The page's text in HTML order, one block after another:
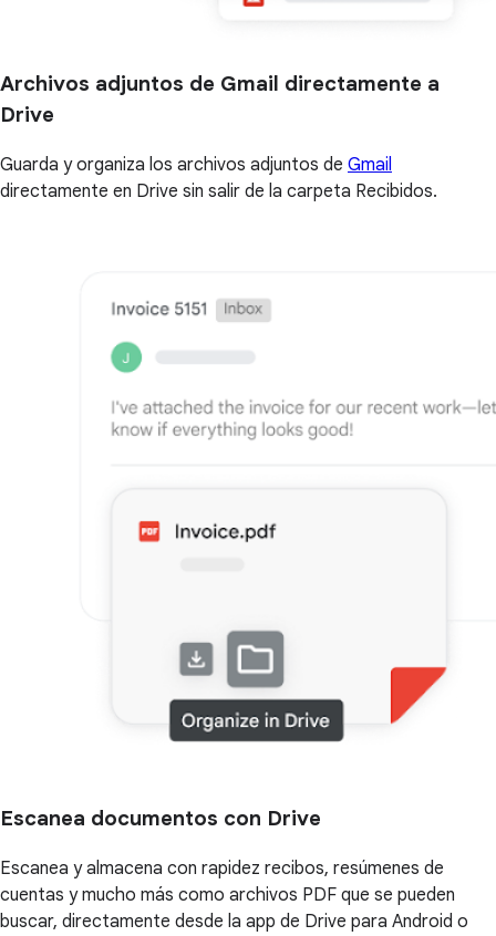
Archivos adjuntos de Gmail directamente a
Drive
Guarda y organiza los archivos adjuntos de Gmail
directamente en Drive sin salir de la carpeta Recibidos.
Escanea documentos con Drive
Escanea y almacena con rapidez recibos, resúmenes de
cuentas y mucho más como archivos PDF que se pueden
buscar, directamente desde la app de Drive para Android o